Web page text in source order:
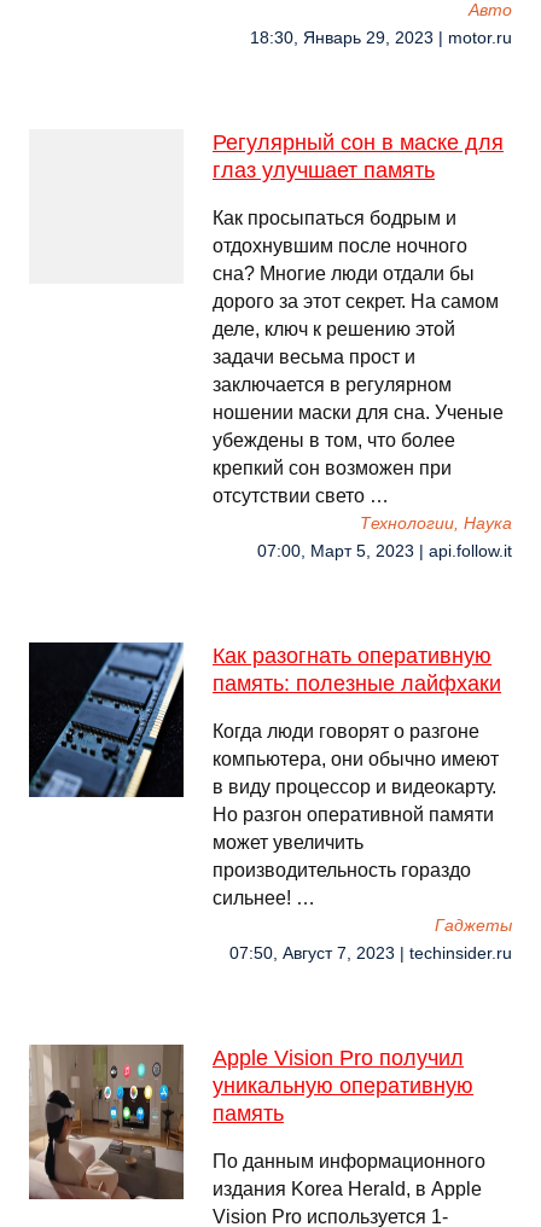
Авто
18:30, Январь 29, 2023 | motor.ru
Регулярный сон в маске для
глаз улучшает память
Как просыпаться бодрым и
отдохнувшим после ночного
сна? Многие люди отдали бы
дорого за этот секрет. На самом
деле, ключ к решению этой
задачи весьма прост и
заключается в регулярном
ношении маски для сна. Ученые
убеждены в том, что более
крепкий сон возможен при
отсутствии свето …
Технологии, Наука
07:00, Март 5, 2023 | api.follow.it
Как разогнать оперативную
память: полезные лайфхаки
Когда люди говорят о разгоне
компьютера, они обычно имеют
в виду процессор и видеокарту.
Но разгон оперативной памяти
может увеличить
производительность гораздо
сильнее! …
Гаджеты
07:50, Август 7, 2023 | techinsider.ru
Apple Vision Pro получил
уникальную оперативную
память
По данным информационного
издания Korea Herald, в Apple
Vision Pro используется 1-